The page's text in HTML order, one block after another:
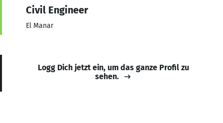
Civil Engineer
El Manar
Logg Dich jetzt ein, um das ganze Profil zu
sehen.